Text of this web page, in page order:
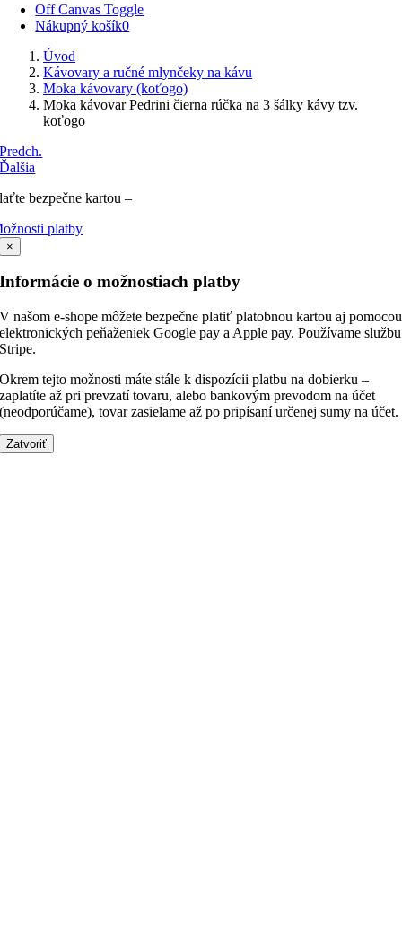
Off Canvas Toggle
Nákupný košík0
Úvod
Kávovary a ručné mlynčeky na kávu
Moka kávovary (koťogo)
Moka kávovar Pedrini čierna rúčka na 3 šálky kávy tzv.
koťogo
Predch.
Ďalšia
bezpečne kartou –
platby
×
Informácie o možnostiach platby
V našom e-shope môžete bezpečne platiť platobnou kartou aj pomocou
elektronických peňaženiek Google pay a Apple pay. Používame službu
Stripe.
Okrem tejto možnosti máte stále k dispozícii platbu na dobierku –
zaplatíte až pri prevzatí tovaru, alebo bankovým prevodom na účet
(neodporúčame), tovar zasielame až po pripísaní určenej sumy na účet.
Zatvoriť